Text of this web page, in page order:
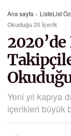
Ana sayfa » ListeList
Okuduğu 20 İçerik
Yeni yıl kapıya
içerikleri büyük